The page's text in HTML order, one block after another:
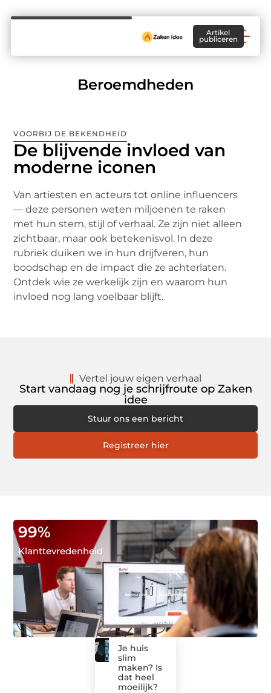
Artikel
publiceren
Beroemdheden
VOORBIJ DE BEKENDHEID
De blijvende invloed van
moderne iconen
Van artiesten en acteurs tot online influencers
— deze personen weten miljoenen te raken
met hun stem, stijl of verhaal. Ze zijn niet alleen
zichtbaar, maar ook betekenisvol. In deze
rubriek duiken we in hun drijfveren, hun
boodschap en de impact die ze achterlaten.
Ontdek wie ze werkelijk zijn en waarom hun
invloed nog lang voelbaar blijft.
Vertel jouw eigen verhaal
Start vandaag nog je schrijfroute op Zaken
idee
Stuur ons een bericht
Registreer hier
Je huis
slim
maken? Is
dat heel
moeilijk?
Klanttevredenheid
99%